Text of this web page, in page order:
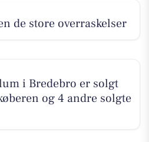
de store overraskelser
i Bredebro er solgt
og 4 andre solgte